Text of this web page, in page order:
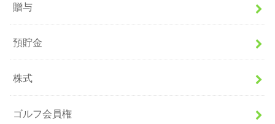
贈与
預貯金
株式
ゴルフ会員権